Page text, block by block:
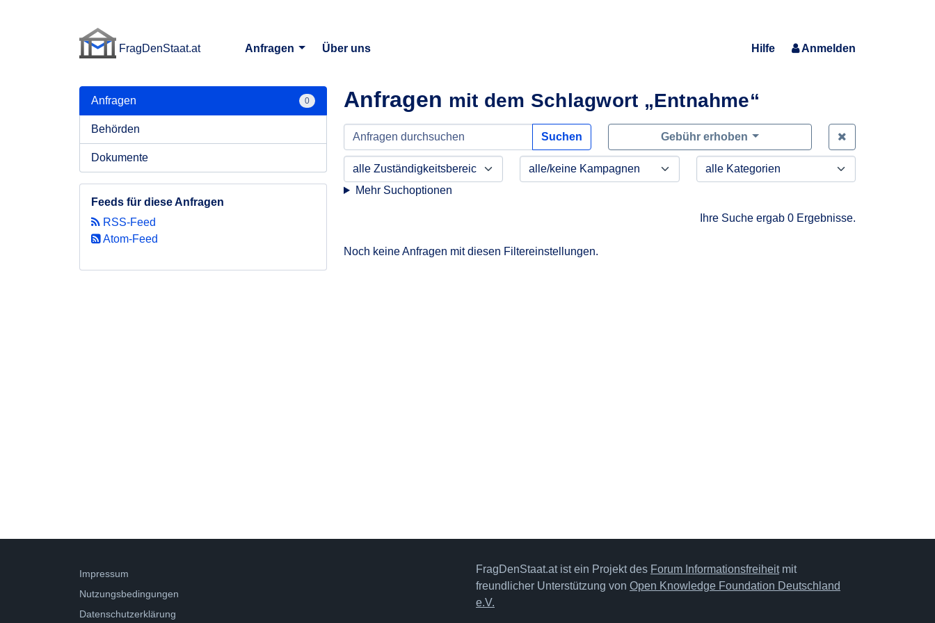
FragDenStaat.at
Anfragen
Über uns Hilfe Anmelden
Anfragen mit dem Schlagwort „Entnahme“
Suchen Gebühr erhoben
Mehr Suchoptionen
Ihre Suche ergab 0 Ergebnisse.
Noch keine Anfragen mit diesen Filtereinstellungen.
Anfragen 0
Behörden
Dokumente
Feeds für diese Anfragen
RSS-Feed
Atom-Feed
Impressum
Nutzungsbedingungen
Datenschutzerklärung
FragDenStaat.at ist ein Projekt des Forum Informationsfreiheitmit
freundlicher Unterstützung von Open Knowledge Foundation Deutschland
e.V.